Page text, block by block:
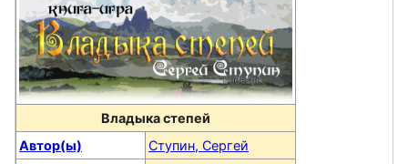
Владыка степей
Автор(ы)
Ступин, Сергей